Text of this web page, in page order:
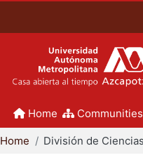
Home
Home